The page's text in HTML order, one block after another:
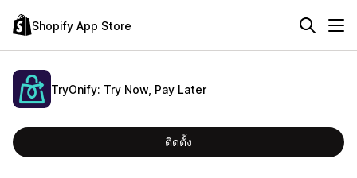
Shopify App Store
TryOnify: Try Now, Pay Later
ติดตั้ง